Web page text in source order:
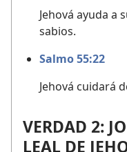
Jehová ayuda a
sabios.
Salmo 55:22
Jehová cuidará
VERDAD 2:
LEAL DE